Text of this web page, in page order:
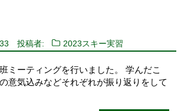
投稿者: 2023スキー実習
ミーティングを行いました。 学んだこ
意気込みなどそれぞれが振り返りをして